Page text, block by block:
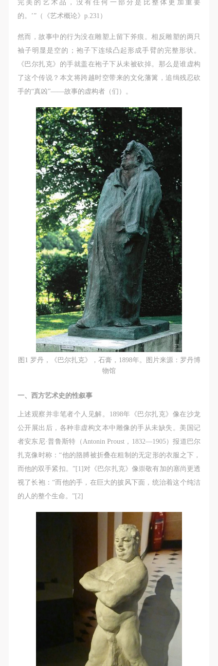
完美的艺术品，没有任何一部分是比整体更加重要
的。’”（《艺术概论》p.231）
然而，故事中的行为没在雕塑上留下斧痕。相反雕塑的两只
袖子明显是空的；袍子下连续凸起形成手臂的完整形状。
《巴尔扎克》的手就盖在袍子下从未被砍掉。那么是谁虚构
了这个传说？本文将跨越时空带来的文化藩篱，追缉残忍砍
手的“真凶”——故事的虚构者（们）。
图1 罗丹，《巴尔扎克》，石膏，1898年。图片来源：罗丹博
物馆
一、西方艺术史的性叙事
上述观察并非笔者个人见解。1898年《巴尔扎克》像在沙龙
公开展出后，各种非虚构文本中雕像的手从未缺失。美国记
者安东尼·普鲁斯特（Antonin Proust，1832—1905）报道巴尔
扎克像时称：“他的胳膊被折叠在粗制的无定形的衣服之下，
而他的双手紧扣。”[1]对《巴尔扎克》像崇敬有加的塞尚更透
视了长袍：“而他的手，在巨大的披风下面，统治着这个纯洁
的人的整个生命。”[2]
故，活动中任何非事故当事人及美术馆将不承担人身
事故的任何责任，但有互相援助的义务。参加活动的
成员应当积极主动的组织实施救援工作，但对事故本
身不承担任何法律责任和经济责任。参加本次活动者
的人身安全不负有民事及相关连带责任。
第五条
参加活动者在此次活动期间应主动遵守美术馆活动秩
衍生品的安全。活动中一旦因个人原因造成美术馆场
地、空间、艺术品、衍生品等受到不同程度的损失、
破坏。活动中任何非事故当事人及美术馆将不承担相
应的责任与损失，应由参与活动者根据相应的法律条
文、组织规定进行协商和赔偿。并追究相应的法律责
任和经济责任。
参与活动者在参与活动时应当在美术馆工作人员及活
动导师、教师指导下进行，并正确的使用活动中所涉
及到的绘画工具、创作材料及配套设备、设施，若参
与者因个人原因在使用相应绘画工具、创作材料及配
套设备、设施造成个人受伤、伤害他人及造成相应工
具、材料、设备或设施的故障或损坏。参与活动者应
当承当相应的全部责任，并主动赔偿相应的经济损
失。活动中任何非事故当事人及美术馆将不承担人身
事故的任何责任。
中央美术学院美术馆肖像权许可使用协议
根据《中华人民共和国广告法》、《中华人民共和国
民法通则》以及 最高人民法院关于贯彻执行 《中华
人民共和国民法通则》若干问题的意见（试行）>的
方）的权利义务关系，经双方友好协商，甲乙双方就
带有甲方肖像的作品的使用达成如下一致协议：
一、 一般约定
（1）、甲方为本协议中的肖像权人，自愿将自己的
肖像权许可乙方作符合本协议约定和法律规定的用
途。
（2）、乙方中央美术学院美术馆是一所具有标志
性、专业性、国际化的现代公共美术馆。中央美术学
院美术馆与时代同行，努力塑造一个开放、自由、学
术的空间氛围，竭诚与各单位、企业、机构、艺术家
和观众进行良好互动。以学院的学术研究为基础，积
极策划国际、国内多视角、多领域的展览、论坛及公
共教育活动，为美院师生、中外艺术家以及社会公众
提供一个交流、学习、展示的平台。作为一家公益性
单位，其开展的公共教育活动以学术性和公益性为
（3）、乙方为甲方拍摄中央美术学院公共教育部所
二、拍摄内容、使用形式、使用地域范围
（1）、拍摄内容 乙方拍摄的带有甲方肖像的作品内
故，活动中任何非事故当事人及美术馆将不承担人身
事故的任何责任，但有互相援助的义务。参加活动的
成员应当积极主动的组织实施救援工作，但对事故本
身不承担任何法律责任和经济责任。参加本次活动者
的人身安全不负有民事及相关连带责任。
第五条
参加活动者在此次活动期间应主动遵守美术馆活动秩
衍生品的安全。活动中一旦因个人原因造成美术馆场
地、空间、艺术品、衍生品等受到不同程度的损失、
破坏。活动中任何非事故当事人及美术馆将不承担相
应的责任与损失，应由参与活动者根据相应的法律条
文、组织规定进行协商和赔偿。并追究相应的法律责
任和经济责任。
参与活动者在参与活动时应当在美术馆工作人员及活
动导师、教师指导下进行，并正确的使用活动中所涉
及到的绘画工具、创作材料及配套设备、设施，若参
与者因个人原因在使用相应绘画工具、创作材料及配
套设备、设施造成个人受伤、伤害他人及造成相应工
具、材料、设备或设施的故障或损坏。参与活动者应
当承当相应的全部责任，并主动赔偿相应的经济损
失。活动中任何非事故当事人及美术馆将不承担人身
事故的任何责任。
中央美术学院美术馆肖像权许可使用协议
根据《中华人民共和国广告法》、《中华人民共和国
民法通则》以及 最高人民法院关于贯彻执行 《中华
人民共和国民法通则》若干问题的意见（试行）>的
方）的权利义务关系，经双方友好协商，甲乙双方就
带有甲方肖像的作品的使用达成如下一致协议：
一、 一般约定
（1）、甲方为本协议中的肖像权人，自愿将自己的
肖像权许可乙方作符合本协议约定和法律规定的用
途。
（2）、乙方中央美术学院美术馆是一所具有标志
性、专业性、国际化的现代公共美术馆。中央美术学
院美术馆与时代同行，努力塑造一个开放、自由、学
术的空间氛围，竭诚与各单位、企业、机构、艺术家
和观众进行良好互动。以学院的学术研究为基础，积
极策划国际、国内多视角、多领域的展览、论坛及公
共教育活动，为美院师生、中外艺术家以及社会公众
提供一个交流、学习、展示的平台。作为一家公益性
单位，其开展的公共教育活动以学术性和公益性为
（3）、乙方为甲方拍摄中央美术学院公共教育部所
二、拍摄内容、使用形式、使用地域范围
（1）、拍摄内容 乙方拍摄的带有甲方肖像的作品内
故，活动中任何非事故当事人及美术馆将不承担人身
事故的任何责任，但有互相援助的义务。参加活动的
成员应当积极主动的组织实施救援工作，但对事故本
身不承担任何法律责任和经济责任。参加本次活动者
的人身安全不负有民事及相关连带责任。
第五条
参加活动者在此次活动期间应主动遵守美术馆活动秩
衍生品的安全。活动中一旦因个人原因造成美术馆场
地、空间、艺术品、衍生品等受到不同程度的损失、
破坏。活动中任何非事故当事人及美术馆将不承担相
应的责任与损失，应由参与活动者根据相应的法律条
文、组织规定进行协商和赔偿。并追究相应的法律责
任和经济责任。
参与活动者在参与活动时应当在美术馆工作人员及活
动导师、教师指导下进行，并正确的使用活动中所涉
及到的绘画工具、创作材料及配套设备、设施，若参
与者因个人原因在使用相应绘画工具、创作材料及配
套设备、设施造成个人受伤、伤害他人及造成相应工
具、材料、设备或设施的故障或损坏。参与活动者应
当承当相应的全部责任，并主动赔偿相应的经济损
失。活动中任何非事故当事人及美术馆将不承担人身
事故的任何责任。
中央美术学院美术馆肖像权许可使用协议
根据《中华人民共和国广告法》、《中华人民共和国
民法通则》以及 最高人民法院关于贯彻执行 《中华
人民共和国民法通则》若干问题的意见（试行）>的
方）的权利义务关系，经双方友好协商，甲乙双方就
带有甲方肖像的作品的使用达成如下一致协议：
一、 一般约定
（1）、甲方为本协议中的肖像权人，自愿将自己的
肖像权许可乙方作符合本协议约定和法律规定的用
途。
（2）、乙方中央美术学院美术馆是一所具有标志
性、专业性、国际化的现代公共美术馆。中央美术学
院美术馆与时代同行，努力塑造一个开放、自由、学
术的空间氛围，竭诚与各单位、企业、机构、艺术家
和观众进行良好互动。以学院的学术研究为基础，积
极策划国际、国内多视角、多领域的展览、论坛及公
共教育活动，为美院师生、中外艺术家以及社会公众
提供一个交流、学习、展示的平台。作为一家公益性
单位，其开展的公共教育活动以学术性和公益性为
（3）、乙方为甲方拍摄中央美术学院公共教育部所
二、拍摄内容、使用形式、使用地域范围
（1）、拍摄内容 乙方拍摄的带有甲方肖像的作品内